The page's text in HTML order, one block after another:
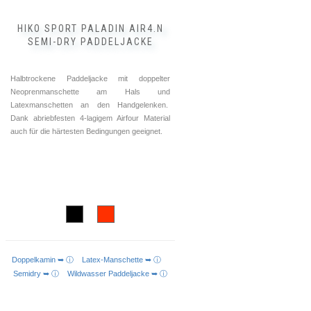
HIKO SPORT PALADIN AIR4.N
SEMI-DRY PADDELJACKE
Halbtrockene Paddeljacke mit doppelter
Neoprenmanschette am Hals und
Latexmanschetten an den Handgelenken.
Dank abriebfesten 4-lagigem Airfour Material
auch für die härtesten Bedingungen geeignet.
AUSFÜHRUNG WÄHLEN
Doppelkamin ➥ ⓘ
Latex-Manschette ➥ ⓘ
Semidry ➥ ⓘ Wildwasser Paddeljacke ➥ ⓘ